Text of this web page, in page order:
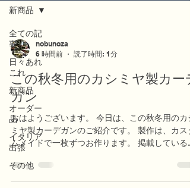
全ての記
事
日々あれ
これ
新商品
オーダー
品
イタリア
出張
その他
新商品
nobunoza
6 時間前
読了時間: 1分
この秋冬用のカシミヤ製カー
ガン
おはようございます。 今日は、この秋冬用のカ
ミヤ製カーデガンのご紹介です。 製作は、カス
ムメイドで一枚ずつお作ります。 掲載している
ンの実写とAIモデルと背景を合体してくれまし
た。 ご覧ください。 ご注文に関しましてはお気